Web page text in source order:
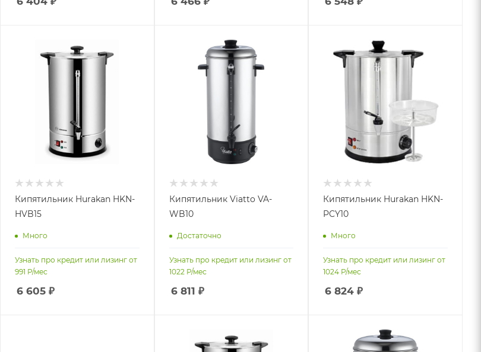
Кипятильник Hurakan HKN-
HVB15
Много
Узнать про кредит или лизинг от
991 Р/мес
6 605₽
Кипятильник Viatto VA-
WB10
Достаточно
Узнать про кредит или лизинг от
1022Р/мес
6 811 ₽
Кипятильник Hurakan HKN-
PCY10
Много
Узнать про кредит или лизинг от
1024 Р/мес
6 824 ₽